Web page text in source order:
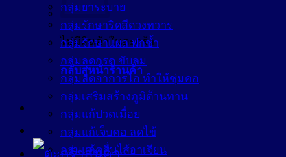
ไม่มีสินค้าในตะกร้า
กลับสู่หน้าร้านค้า
กลุ่มยาระบาย
กลุ่มรักษาริดสีดวงทวาร
กลุ่มรักษาแผล ฟกช้ำ
กลุ่มลดกรด ขับลม
กลุ่มลดอาการไอ ทำให้ชุ่มคอ
กลุ่มเสริมสร้างภูมิต้านทาน
กลุ่มแก้ปวดเมื่อย
กลุ่มแก้เจ็บคอ ลดไข้
กลุ่มแก้คลื่นไส้อาเจียน